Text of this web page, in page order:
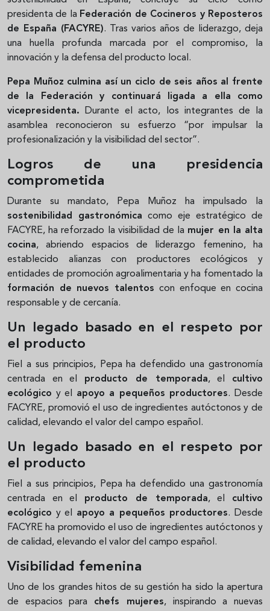
presidenta de la Federación de Cocineros y Reposteros
de España (FACYRE). Tras varios años de liderazgo, deja
una huella profunda marcada por el compromiso, la
innovación y la defensa del producto local.
Pepa Muñoz culmina así un ciclo de seis años al frente
de la Federación y continuará ligada a ella como
vicepresidenta. Durante el acto, los integrantes de la
asamblea reconocieron su esfuerzo “por impulsar la
profesionalización y la visibilidad del sector”.
Logros de una presidencia
comprometida
Durante su mandato, Pepa Muñoz ha impulsado la
sostenibilidad gastronómica como eje estratégico de
FACYRE, ha reforzado la visibilidad de la mujer en la alta
cocina, abriendo espacios de liderazgo femenino, ha
establecido alianzas con productores ecológicos y
entidades de promoción agroalimentaria y ha fomentado la
formación de nuevos talentos con enfoque en cocina
responsable y de cercanía.
Un legado basado en el respeto por
el producto
Fiel a sus principios, Pepa ha defendido una gastronomía
centrada en el producto de temporada, el cultivo
ecológico y el apoyo a pequeños productores. Desde
FACYRE, promovió el uso de ingredientes autóctonos y de
calidad, elevando el valor del campo español.
Un legado basado en el respeto por
el producto
Fiel a sus principios, Pepa ha defendido una gastronomía
centrada en el producto de temporada, el cultivo
ecológico y el apoyo a pequeños productores. Desde
FACYRE ha promovido el uso de ingredientes autóctonos y
de calidad, elevando el valor del campo español.
Visibilidad femenina
Uno de los grandes hitos de su gestión ha sido la apertura
de espacios para chefs mujeres, inspirando a nuevas